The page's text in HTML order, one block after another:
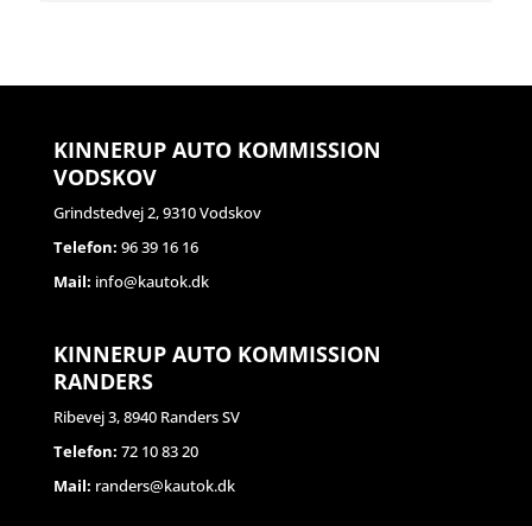
KINNERUP AUTO KOMMISSION
VODSKOV
Grindstedvej 2, 9310 Vodskov
Telefon: 96 39 16 16
Mail: info@kautok.dk
KINNERUP AUTO KOMMISSION
RANDERS
Ribevej 3, 8940 Randers SV
Telefon: 72 10 83 20
Mail: randers@kautok.dk